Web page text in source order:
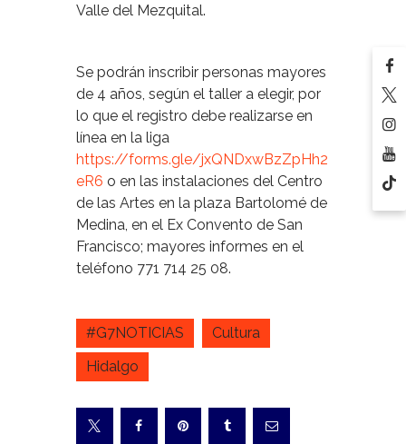
Valle del Mezquital.
Se podrán inscribir personas mayores
de 4 años, según el taller a elegir, por
lo que el registro debe realizarse en
línea en la liga
https://forms.gle/jxQNDxwBzZpHh2
eR6 o en las instalaciones del Centro
de las Artes en la plaza Bartolomé de
Medina, en el Ex Convento de San
Francisco; mayores informes en el
teléfono 771 714 25 08.
#G7NOTICIAS
Cultura
Hidalgo